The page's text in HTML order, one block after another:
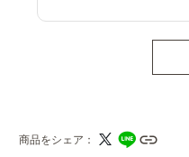
商品をシェア